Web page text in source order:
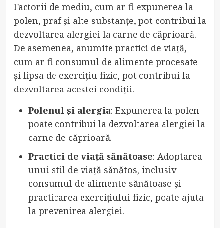
Factorii de mediu, cum ar fi expunerea la
polen, praf și alte substanțe, pot contribui la
dezvoltarea alergiei la carne de căprioară.
De asemenea, anumite practici de viață,
cum ar fi consumul de alimente procesate
și lipsa de exercițiu fizic, pot contribui la
dezvoltarea acestei condiții.
Polenul și alergia: Expunerea la polen
poate contribui la dezvoltarea alergiei la
carne de căprioară.
Practici de viață sănătoase: Adoptarea
unui stil de viață sănătos, inclusiv
consumul de alimente sănătoase și
practicarea exercițiului fizic, poate ajuta
la prevenirea alergiei.